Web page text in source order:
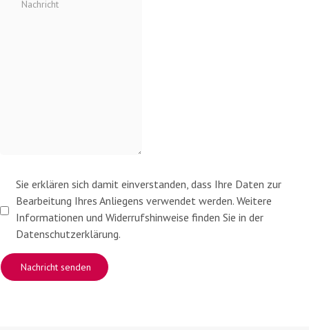
Sie erklären sich damit einverstanden, dass Ihre Daten zur
Bearbeitung Ihres Anliegens verwendet werden. Weitere
Informationen und Widerrufshinweise finden Sie in der
Datenschutzerklärung.
Nachricht senden